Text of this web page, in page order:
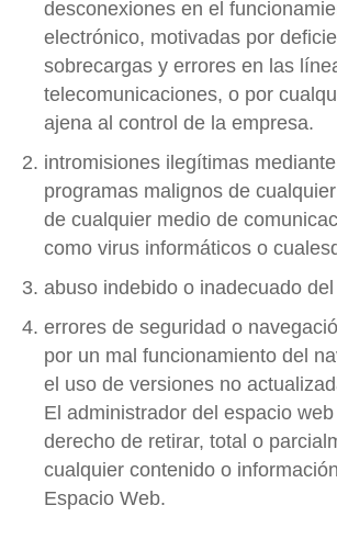
desconexiones en el
electrónico, motivadas por
sobrecargas y errores en las
telecomunicaciones, o por
ajena al control de la empresa.
intromisiones ilegítimas
programas malignos de
de cualquier medio de
como virus informáticos o
abuso indebido o inadecuado
errores de seguridad o
por un mal funcionamiento del
el uso de versiones no
El administrador del espacio
derecho de retirar, total o
cualquier contenido o
Espacio Web.